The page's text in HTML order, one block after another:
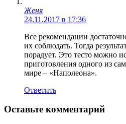
Женя
24.11.2017 в 17:36
Все рекомендации
их соблюдать. Тогда
порадует. Это тесто можно
приготовления одного из
мире – «Наполеона».
Ответить
Оставьте комментарий